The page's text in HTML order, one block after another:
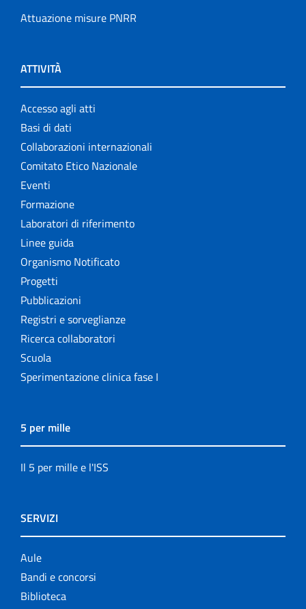
Attuazione misure PNRR
ATTIVITÀ
Accesso agli atti
Basi di dati
Collaborazioni internazionali
Comitato Etico Nazionale
Eventi
Formazione
Laboratori di riferimento
Linee guida
Organismo Notificato
Progetti
Pubblicazioni
Registri e sorveglianze
Ricerca collaboratori
Scuola
Sperimentazione clinica fase I
5 per mille
Il 5 per mille e l'ISS
SERVIZI
Aule
Bandi e concorsi
Biblioteca